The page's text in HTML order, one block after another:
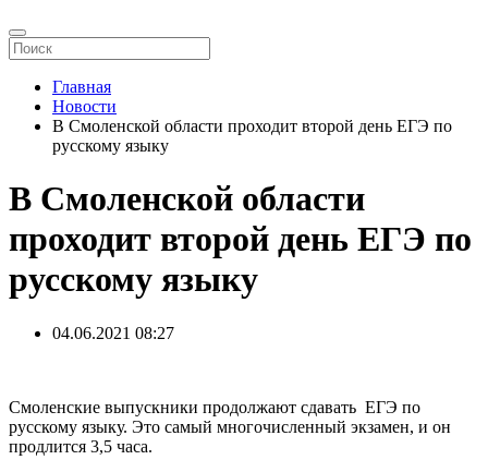
Главная
Новости
В Смоленской области проходит второй день ЕГЭ по
русскому языку
В Смоленской области
проходит второй день ЕГЭ по
русскому языку
04.06.2021 08:27
Смоленские выпускники продолжают сдавать ЕГЭ по
русскому языку. Это самый многочисленный экзамен, и он
продлится 3,5 часа.